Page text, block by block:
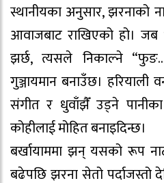
स्थानीयका अनुसार, झरनाको
आवाजबाट राखिएको हो। जब
झर्छ, त्यसले निकाल्ने
गुञ्जायमान बनाउँछ। हरियाली
संगीत र धुवाँझैँ उड्ने पानीका
कोहीलाई मोहित बनाइदिन्छ।
बर्खायाममा झन् यसको रूप
बढेपछि झरना सेतो पर्दाजस्तो